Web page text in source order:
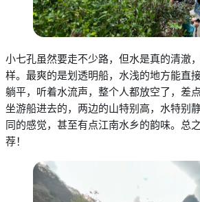
小七孔虽然要走不少路，但水是真的清澈
样。最爽的是划透明船，水浅的地方能直
躺平，听着水流声，整个人都放空了，差
坐游船进去的，两边的山特别高，水特别
同的感觉，甚至有点江南水乡的韵味。总
荐！